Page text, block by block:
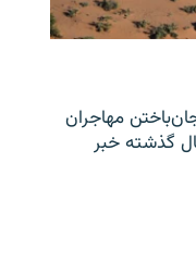
مهاجران
گذشته خبر